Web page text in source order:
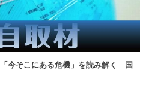
「今そこにある危機」を読み解く 国